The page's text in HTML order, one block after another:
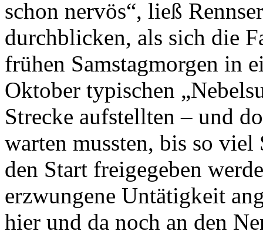
schon nervös“, ließ
durchblicken, als sich die
frühen Samstagmorgen in
Oktober typischen
Strecke aufstellten – und
warten mussten, bis so
den Start freigegeben
erzwungene Untätigkeit
hier und da noch an den